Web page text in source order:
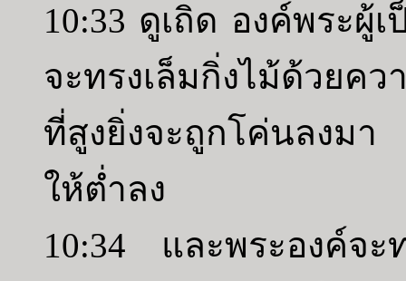
10:33 ดูเถิด องค์พระผู้
จะทรงเล็มกิ่งไม้ด้วยค
ที่สูงยิ่งจะถูกโค่นลงม
ให้ต่ำลง
10:34 และพระองค์จ